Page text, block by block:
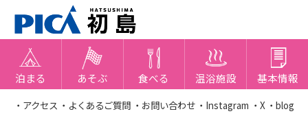
泊まる あそぶ 食べる 温浴施設 基本情報
・アクセス ・よくあるご質問 ・お問い合わせ ・Instagram ・X ・blog